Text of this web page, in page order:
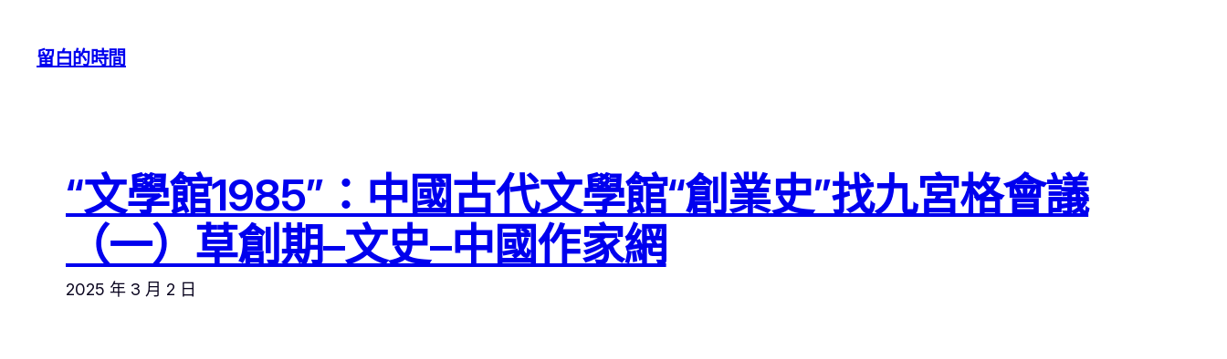
留白的時間
“文學館1985”：中國古代文學館“創業史”找九宮格會議
（一）草創期–文史–中國作家網
2025 年 3 月 2 日